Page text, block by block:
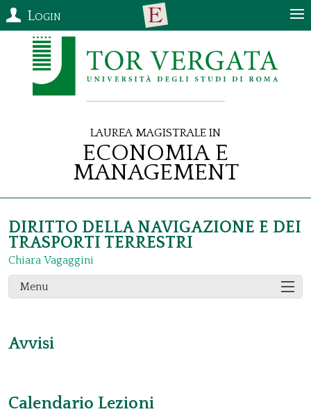
Login
Laurea Magistrale in
Economia e
Management
DIRITTO DELLA NAVIGAZIONE E DEI
TRASPORTI TERRESTRI
Chiara Vagaggini
Menu
Avvisi
Calendario Lezioni